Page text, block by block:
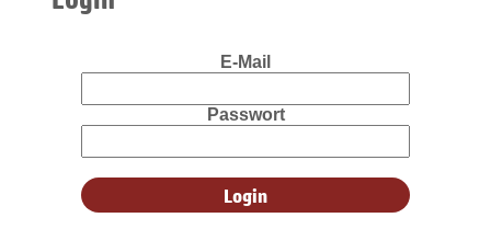
E-Mail
Passwort